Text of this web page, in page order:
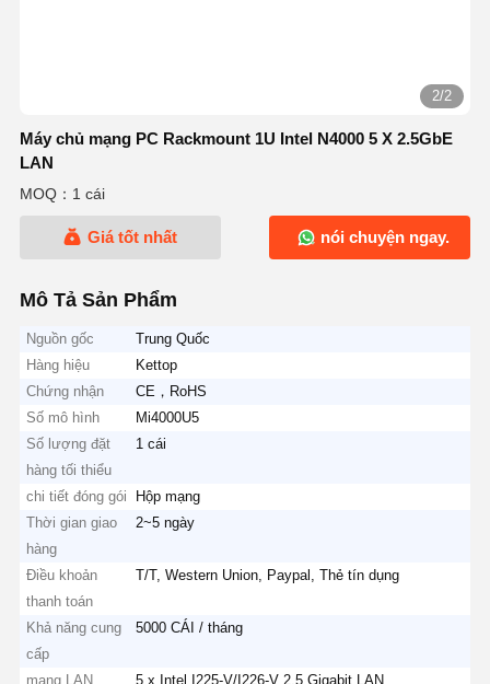
2/2
Máy chủ mạng PC Rackmount 1U Intel N4000 5 X 2.5GbE
LAN
MOQ：1 cái
Giá tốt nhất nói chuyện ngay.
Mô Tả Sản Phẩm
Nguồn gốc
Trung Quốc
Hàng hiệu
Kettop
Chứng nhận
CE，RoHS
Số mô hình
Mi4000U5
Số lượng đặt
hàng tối thiểu
1 cái
chi tiết đóng gói
Hộp mạng
Thời gian giao
hàng
2~5 ngày
Điều khoản
thanh toán
T/T, Western Union, Paypal, Thẻ tín dụng
Khả năng cung
cấp
5000 CÁI / tháng
mạng LAN
5 x Intel I225-V/I226-V 2,5 Gigabit LAN